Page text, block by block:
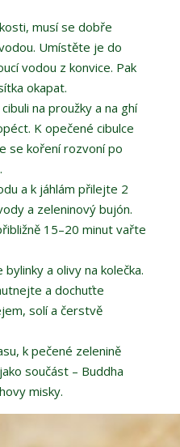
musí se dobře
Umístěte je do
vodou z konvice. Pak
okapat.
na proužky a na ghí
K opečené cibulce
se koření rozvoní po
a k jáhlám přilejte 2
a zeleninový bujón.
15–20 minut vařte
a olivy na kolečka.
a dochuťte
solí a čerstvě
k pečené zelenině
součást – Buddha
misky.